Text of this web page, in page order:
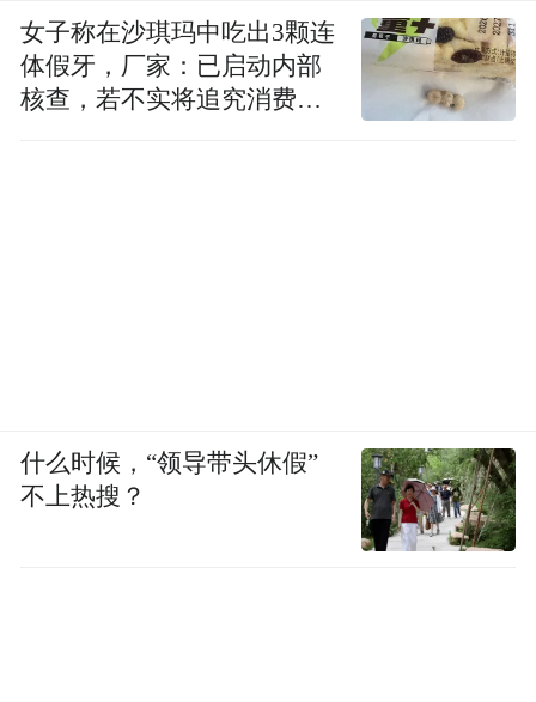
女子称在沙琪玛中吃出3颗连
体假牙，厂家：已启动内部
核查，若不实将追究消费者
什么时候，“领导带头休假”
不上热搜？